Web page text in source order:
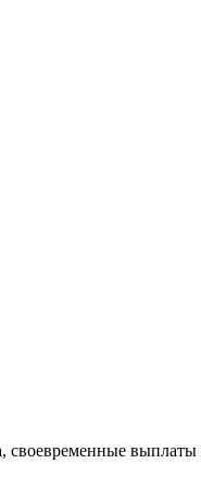
своевременные выплаты